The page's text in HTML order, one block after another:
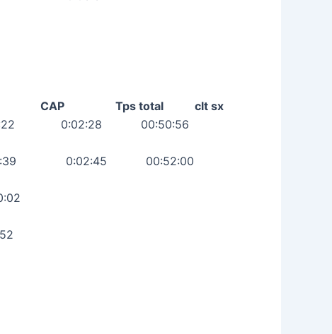
2 CAP Tps total clt sx
0:02:28 00:50:56
0:02:45 00:52:00